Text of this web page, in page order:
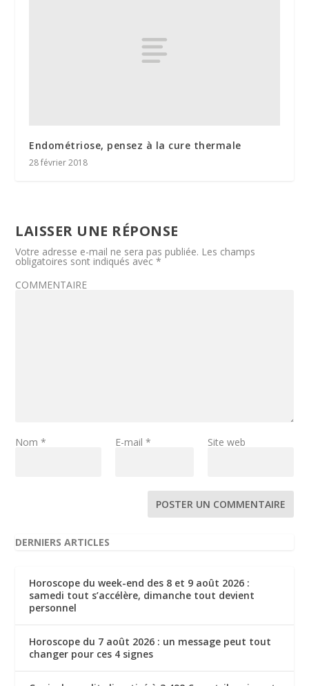
Endométriose, pensez à la cure thermale
28 février 2018
LAISSER UNE RÉPONSE
Votre adresse e-mail ne sera pas publiée. Les champs
obligatoires sont indiqués avec*
COMMENTAIRE
Nom* E-mail * Site web
DERNIERS ARTICLES
Horoscope du week-end des 8 et 9 août 2026 :
samedi tout s’accélère, dimanche tout devient
personnel
Horoscope du 7 août 2026 : un message peut tout
changer pour ces 4 signes